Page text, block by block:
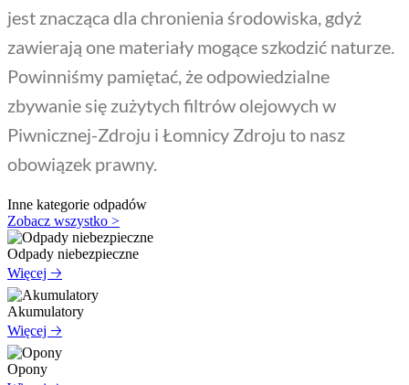
jest znacząca dla chronienia środowiska, gdyż
zawierają one materiały mogące szkodzić naturze.
Powinniśmy pamiętać, że odpowiedzialne
zbywanie się zużytych filtrów olejowych w
Piwnicznej-Zdroju i Łomnicy Zdroju to nasz
obowiązek prawny.
Inne kategorie odpadów
Zobacz wszystko >
Odpady niebezpieczne
Więcej 🡢
Akumulatory
Więcej 🡢
Opony